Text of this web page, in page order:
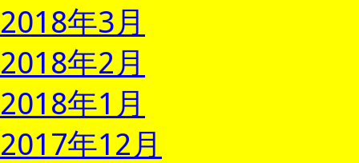
2018年3月
2018年2月
2018年1月
2017年12月